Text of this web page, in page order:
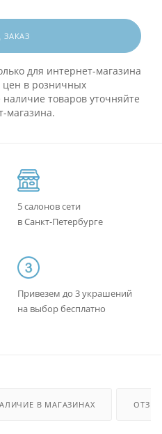
ЗАКАЗ
для интернет-магазина
цен в розничных
наличие товаров уточняйте
магазина.
5 салонов сети
в Санкт-Петербурге
Привезем до 3 украшений
на выбор бесплатно
В МАГАЗИНАХ